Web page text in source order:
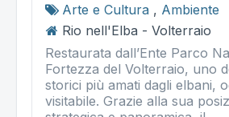
Arte e Cultura , Ambiente
Rio nell'Elba - Volterraio
Restaurata dall’Ente Parco
Fortezza del Volterraio, uno
storici più amati dagli elbani,
visitabile. Grazie alla sua